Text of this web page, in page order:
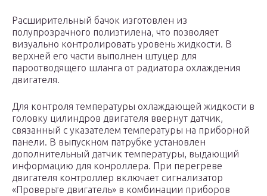
Расширительный бачок изготовлен из
полупрозрачного полиэтилена, что позволяет
визуально контролировать уровень жидкости. В
верхней его части выполнен штуцер для
пароотводящего шланга от радиатора охлаждения
двигателя.
Для контроля температуры охлаждающей жидкости в
головку цилиндров двигателя ввернут датчик,
связанный с указателем температуры на приборной
панели. В выпускном патрубке установлен
дополнительный датчик температуры, выдающий
информацию для конроллера. При перегреве
двигателя контроллер включает сигнализатор
«Проверьте двигатель» в комбинации приборов